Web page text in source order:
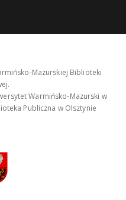
Mazurskiej Biblioteki
Warmińsko-Mazurski w
Publiczna w Olsztynie